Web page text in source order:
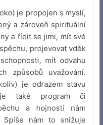
je propojen s myslí,
a zároveň spirituální
a řídit se jimi, mít své
projevovat vděk
mít odvahu
způsobů uvažování.
je odrazem stavu
také program či
a hojnosti nám
Spíše nám to snižuje